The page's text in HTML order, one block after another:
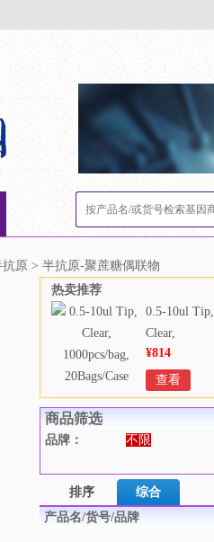
原 > 半抗原-聚蔗糖偶联物
热卖推荐
0.5-10ul Tip,
Clear,
1000pcs/bag,
20Bags/Case
¥814
查看
商品筛选
品牌： 不限
排序 综合
产品名/货号/品牌